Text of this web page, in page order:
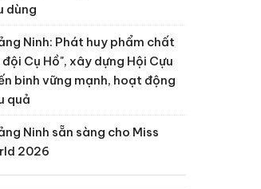
dùng
Ninh: Phát huy phẩm chất
đội Cụ Hồ", xây dựng Hội Cựu
binh vững mạnh, hoạt động
quả
Ninh sẵn sàng cho Miss
2026